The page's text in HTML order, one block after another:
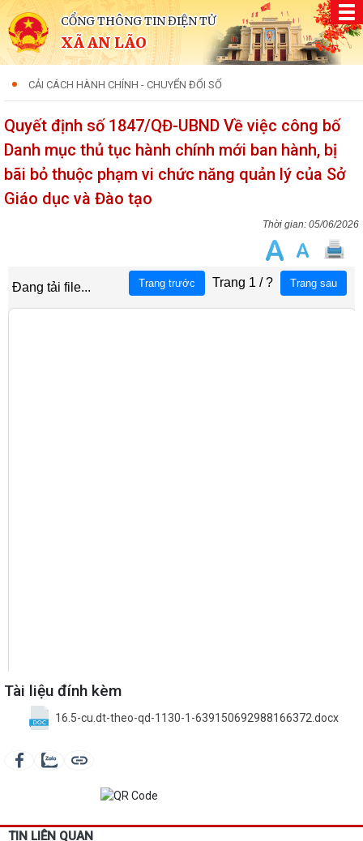
CỔNG THÔNG TIN ĐIỆN TỬ
XÃ AN LÃO
CẢI CÁCH HÀNH CHÍNH - CHUYỂN ĐỔI SỐ
Quyết định số 1847/QĐ-UBND Về việc công bố
Danh mục thủ tục hành chính mới ban hành, bị
bãi bỏ thuộc phạm vi chức năng quản lý của Sở
Giáo dục và Đào tạo
05/06/2026
Tài liệu đính kèm
16.5-cu.dt-theo-qd-1130-1-639150692988166372.docx
TIN LIÊN QUAN